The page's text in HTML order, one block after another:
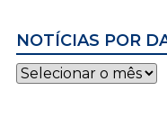
NOTÍCIAS POR
Notícias
por